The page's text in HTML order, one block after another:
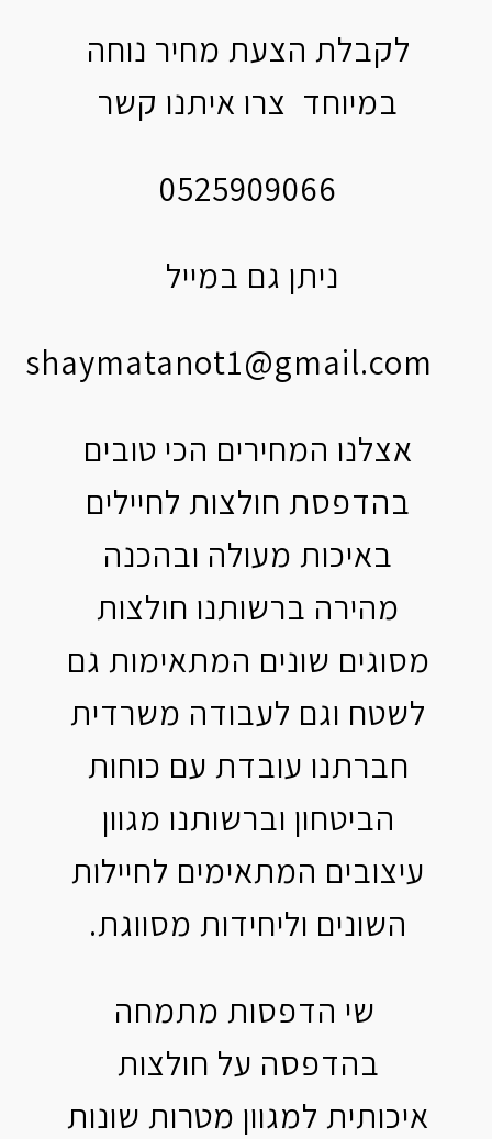
לקבלת הצעת מחיר נוחה
במיוחד צרו איתנו קשר
0525909066
ניתן גם במייל
shaymatanot1@gmail.com
אצלנו המחירים הכי טובים
בהדפסת חולצות לחיילים
באיכות מעולה ובהכנה
מהירה ברשותנו חולצות
מסוגים שונים המתאימות גם
לשטח וגם לעבודה משרדית
חברתנו עובדת עם כוחות
הביטחון וברשותנו מגוון
עיצובים המתאימים לחיילות
השונים וליחידות מסווגת.
שי הדפסות מתמחה
בהדפסה על חולצות
איכותית למגוון מטרות שונות